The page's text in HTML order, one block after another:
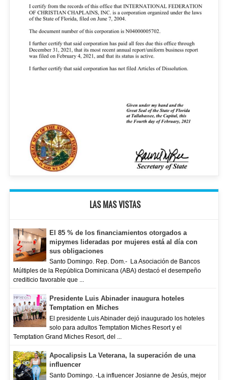
LAS MAS VISTAS
El 85 % de los financiamientos otorgados a
mipymes lideradas por mujeres está al día con
sus obligaciones
Santo Domingo. Rep. Dom.- La Asociación de Bancos
Múltiples de la República Dominicana (ABA) destacó el desempeño
crediticio favorable que ...
Presidente Luis Abinader inaugura hoteles
Temptation en Miches
El presidente Luis Abinader dejó inaugurado los hoteles
solo para adultos Temptation Miches Resort y el
Temptation Grand Miches Resort, del ...
Apocalipsis La Veterana, la superación de una
influencer
Santo Domingo. -La influencer Josianne de Jesús, mejor